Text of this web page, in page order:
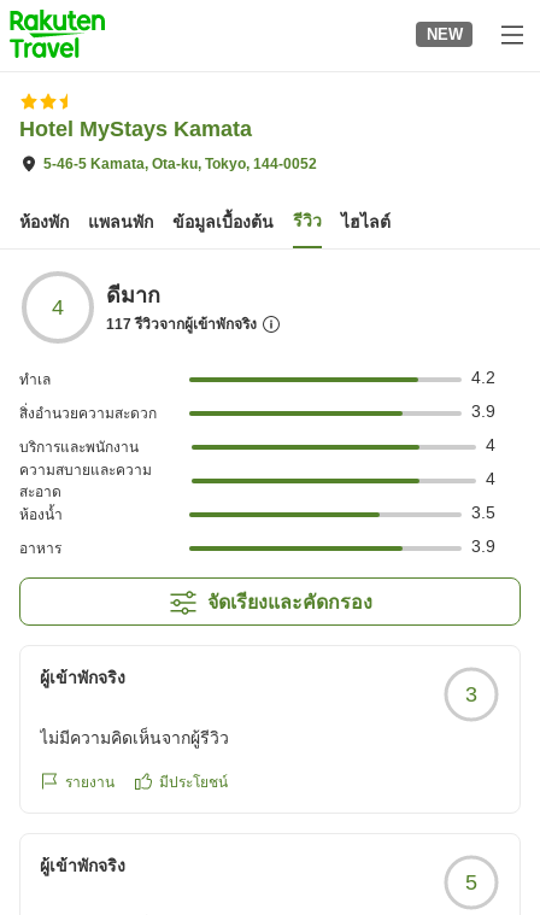
to
top
page
NEW
Hotel MyStays Kamata
5-46-5 Kamata, Ota-ku, Tokyo, 144-0052
ห้องพัก แพลนพัก ข้อมูลเบื้องต้น รีวิว ไฮไลต์
4 ดีมาก
117รีวิวจากผู้เข้าพักจริง
ทำเล 4.2
สิ่งอำนวยความสะดวก 3.9
บริการและพนักงาน 4
ความสบายและความ
สะอาด
4
ห้องน้ำ 3.5
อาหาร 3.9
จัดเรียงและคัดกรอง
ผู้เข้าพักจริง
3
ไม่มีความคิดเห็นจากผู้รีวิว
รายงาน มีประโยชน์
ผู้เข้าพักจริง
5